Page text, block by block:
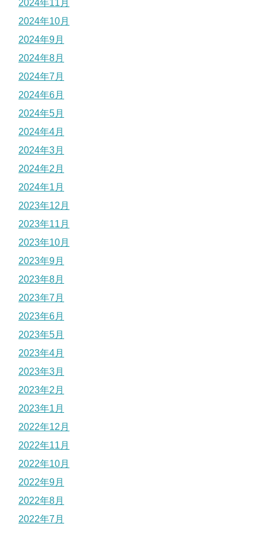
2024年11月
2024年10月
2024年9月
2024年8月
2024年7月
2024年6月
2024年5月
2024年4月
2024年3月
2024年2月
2024年1月
2023年12月
2023年11月
2023年10月
2023年9月
2023年8月
2023年7月
2023年6月
2023年5月
2023年4月
2023年3月
2023年2月
2023年1月
2022年12月
2022年11月
2022年10月
2022年9月
2022年8月
2022年7月